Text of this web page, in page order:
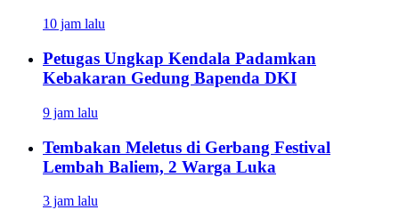
10 jam lalu
Petugas Ungkap Kendala Padamkan
Kebakaran Gedung Bapenda DKI
9 jam lalu
Tembakan Meletus di Gerbang Festival
Lembah Baliem, 2 Warga Luka
3 jam lalu